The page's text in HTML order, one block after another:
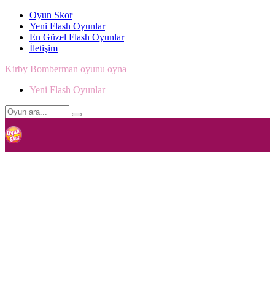
Oyun Skor
Yeni Flash Oyunlar
En Güzel Flash Oyunlar
İletişim
Kirby Bomberman oyunu oyna
Yeni Flash Oyunlar